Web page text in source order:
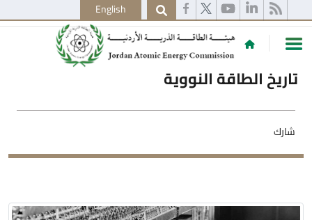
English
تاريخ الطاقة النووية
شارك